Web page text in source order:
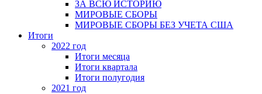
ЗА ВСЮ ИСТОРИЮ
МИРОВЫЕ СБОРЫ
МИРОВЫЕ СБОРЫ БЕЗ УЧЕТА США
Итоги
2022 год
Итоги месяца
Итоги квартала
Итоги полугодия
2021 год